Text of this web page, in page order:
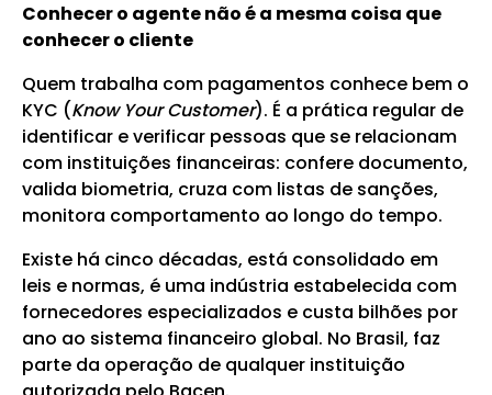
Conhecer o agente não é a mesma coisa que
conhecer o cliente
Quem trabalha com pagamentos conhece bem o
KYC (Know Your Customer). É a prática regular de
identificar e verificar pessoas que se relacionam
com instituições financeiras: confere documento,
valida biometria, cruza com listas de sanções,
monitora comportamento ao longo do tempo.
Existe há cinco décadas, está consolidado em
leis e normas, é uma indústria estabelecida com
fornecedores especializados e custa bilhões por
ano ao sistema financeiro global. No Brasil, faz
parte da operação de qualquer instituição